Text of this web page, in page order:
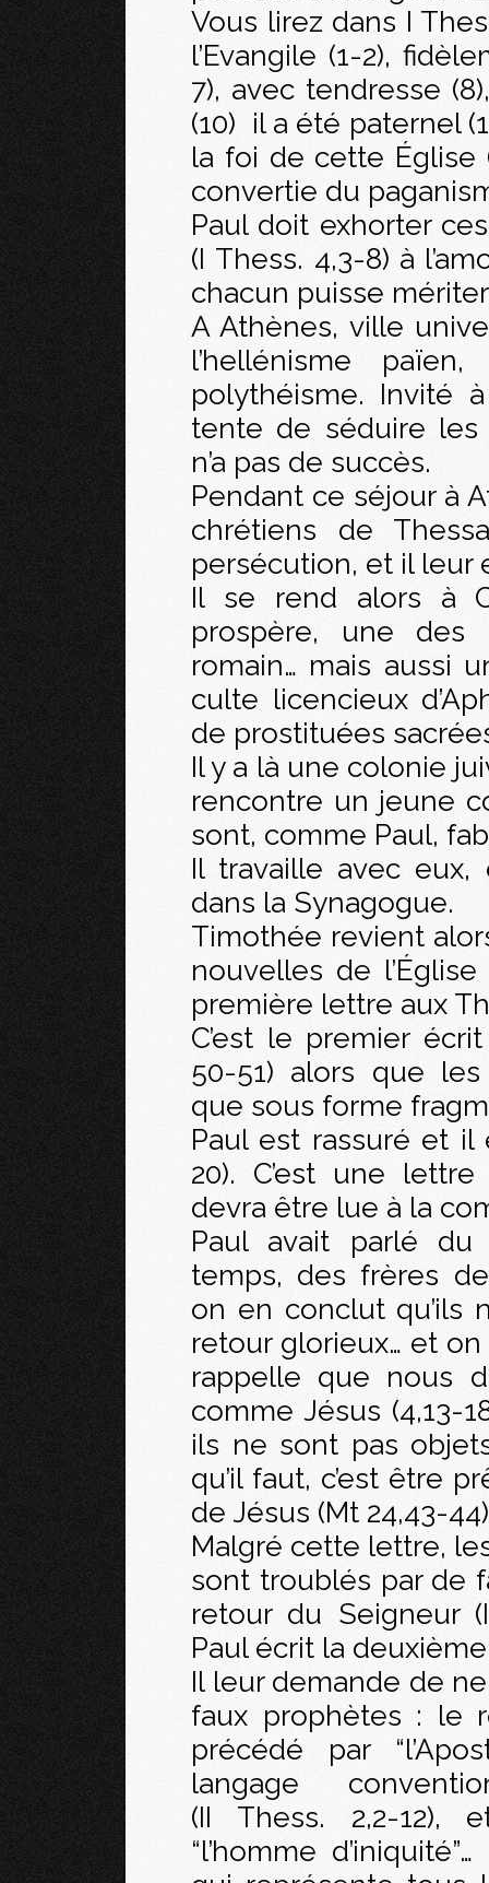
Vous lirez dans I
l’Evangile (1-2),
7), avec tendresse
(10) il a été paternel
la foi de cette Église
convertie du
Paul doit exhorter
(I Thess. 4,3-8) à
chacun puisse
A Athènes, ville
l’hellénisme
polythéisme. Invité
tente de séduire les
n’a pas de succès.
Pendant ce séjour à
chrétiens de
persécution, et il leur
Il se rend alors à
prospère, une des
romain… mais aussi
culte licencieux
de prostituées
Il y a là une colonie
rencontre un jeune
sont, comme Paul,
Il travaille avec
dans la Synagogue.
Timothée revient
nouvelles de
première lettre aux
C’est le premier
50-51) alors que les
que sous forme
Paul est rassuré et il
20). C’est une
devra être lue à la
Paul avait parlé
temps, des frères
on en conclut qu’ils
retour glorieux… et
rappelle que nous
comme Jésus (4,13-
ils ne sont pas
qu’il faut, c’est être
de Jésus (Mt 24,43-
Malgré cette lettre,
sont troublés par de
retour du Seigneur
Paul écrit la
Il leur demande de
faux prophètes : le
précédé par
langage
(II Thess. 2,2-12),
“l’homme